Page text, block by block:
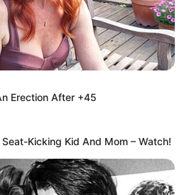
Erection After +45
Kicking Kid And Mom – Watch!